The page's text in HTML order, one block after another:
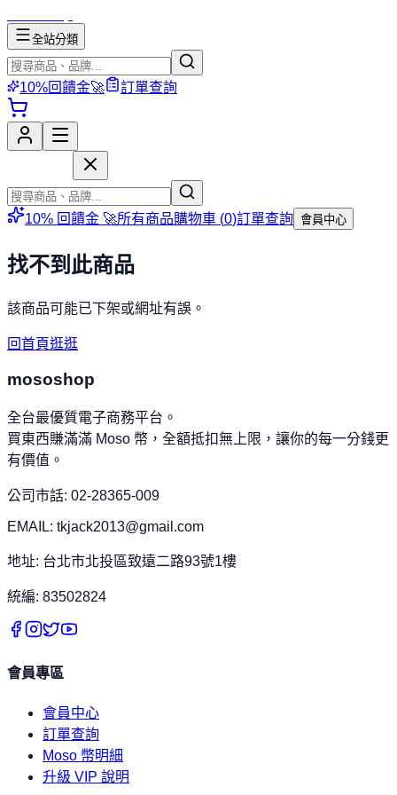
全站分類
10%回饋金🚀 訂單查詢
10% 回饋金 🚀所有商品購物車 (0)訂單查詢 會員中心
找不到此商品
該商品可能已下架或網址有誤。
回首頁逛逛
mososhop
全台最優質電子商務平台。
買東西賺滿滿 Moso 幣，全額抵扣無上限，讓你的每一分錢更
有價值。
公司市話: 02-28365-009
EMAIL: tkjack2013@gmail.com
地址: 台北市北投區致遠二路93號1樓
統編: 83502824
會員專區
會員中心
訂單查詢
Moso 幣明細
升級 VIP 說明